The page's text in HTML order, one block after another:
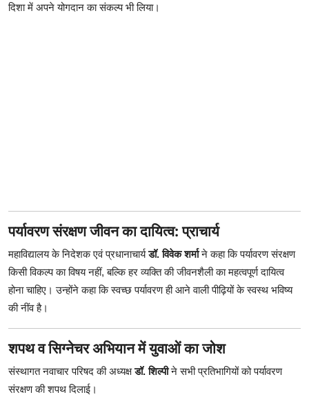
दिशा में अपने योगदान का संकल्प भी लिया।
पर्यावरण संरक्षण जीवन का दायित्व: प्राचार्य
महाविद्यालय के निदेशक एवं प्रधानाचार्यडॉ. विवेक शर्माने कहा कि पर्यावरण संरक्षण
किसी विकल्प का विषय नहीं, बल्कि हर व्यक्ति की जीवनशैली का महत्वपूर्ण दायित्व
होना चाहिए। उन्होंने कहा कि स्वच्छ पर्यावरण ही आने वाली पीढ़ियों के स्वस्थ भविष्य
की नींव है।
शपथ व सिग्नेचर अभियान में युवाओं का जोश
संस्थागत नवाचार परिषद की अध्यक्षडॉ. शिल्पीने सभी प्रतिभागियों को पर्यावरण
संरक्षण की शपथ दिलाई।